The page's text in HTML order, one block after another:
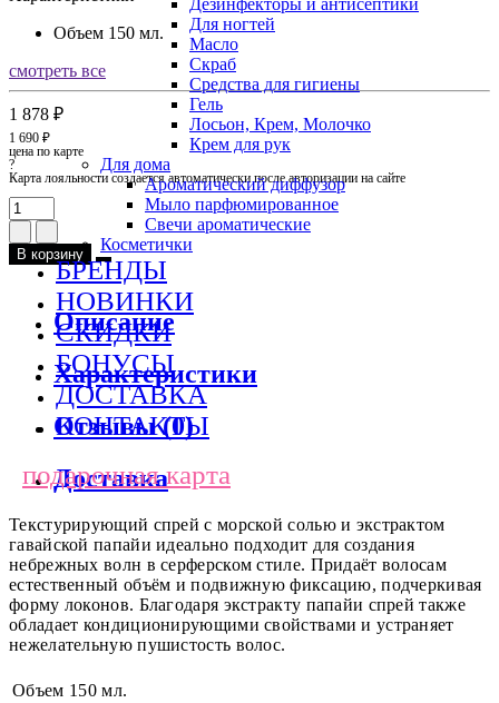
Дезинфекторы и антисептики
Для ногтей
Масло
Скраб
Средства для гигиены
Гель
Лосьон, Крем, Молочко
Крем для рук
Для дома
Ароматический диффузор
Мыло парфюмированное
Свечи ароматические
Косметички
БРЕНДЫ
НОВИНКИ
СКИДКИ
БОНУСЫ
ДОСТАВКА
КОНТАКТЫ
подарочная карта
Объем 150 мл.
смотреть все
1 878 ₽
1 690 ₽
цена по карте
?
Карта лояльности создается автоматически после авторизации на сайте
В корзину
Описание
Характеристики
Отзывы (0)
Доставка
Текстурирующий спрей с морской солью и экстрактом
гавайской папайи идеально подходит для создания
небрежных волн в серферском стиле. Придаёт волосам
естественный объём и подвижную фиксацию, подчеркивая
форму локонов. Благодаря экстракту папайи спрей также
обладает кондиционирующими свойствами и устраняет
нежелательную пушистость волос.
Объем 150 мл.